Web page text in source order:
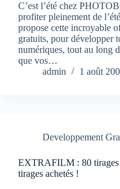
C’est l’été chez
profiter pleinement de
propose cette incroyable
gratuits, pour développer
numériques, tout au long
que vos…
admin
1 août
Developpement
EXTRAFILM : 80 tirages
tirages achetés !